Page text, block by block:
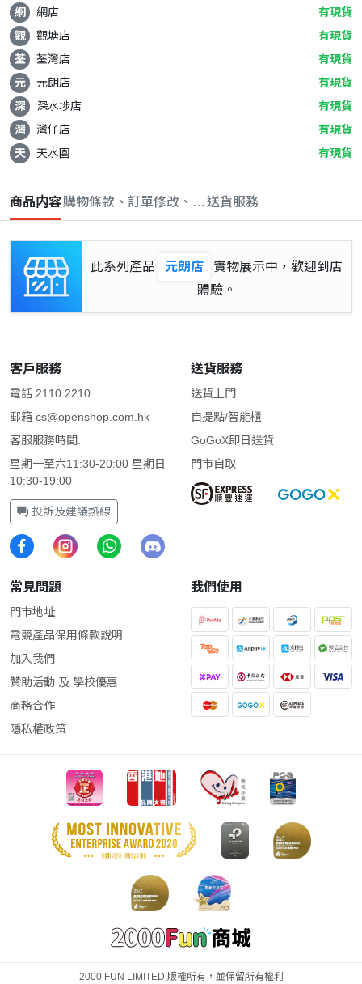
網 網店
有現貨
觀
觀塘店
有現貨
荃
荃灣店
有現貨
元
元朗店
有現貨
深
深水埗店
有現貨
灣
灣仔店
有現貨
天
天水圍 有現貨
商品内容購物條款、訂單修改、取消與退款政策
送貨服務
此系列產品 元朗店
實物展示中，歡迎到店
體驗。
客戶服務
電話 2110 2210
郵箱 cs@openshop.com.hk
客服服務時間:
星期一至六11:30-20:00 星期日
10:30-19:00
投訴及建議熱線
送貨服務
送貨上門
自提點/智能櫃
GoGoX即日送貨
門市自取
常見問題
門市地址
電競產品保用條款說明
加入我們
贊助活動 及 學校優惠
商務合作
隱私權政策
我們使用
2000 FUN LIMITED 版權所有，並保留所有權利